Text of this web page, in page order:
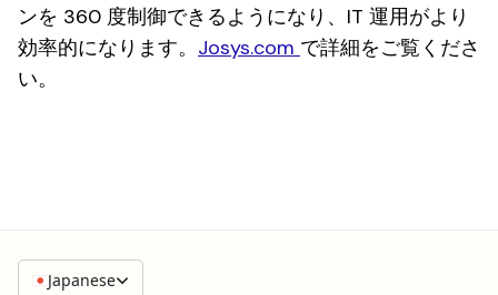
ンを 360 度制御できるようになり、IT 運用がより
効率的になります。 Josys.com で詳細をご覧くださ
い。
Japanese